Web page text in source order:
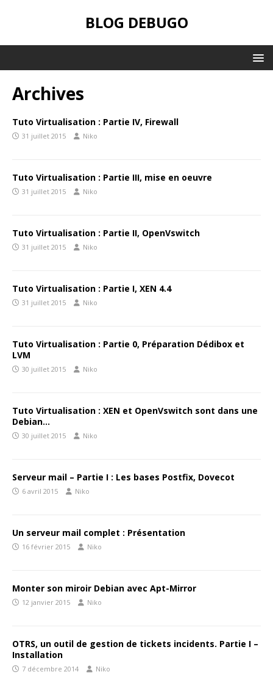
BLOG DEBUGO
Archives
Tuto Virtualisation : Partie IV, Firewall
31 juillet 2015 Niko
Tuto Virtualisation : Partie III, mise en oeuvre
31 juillet 2015 Niko
Tuto Virtualisation : Partie II, OpenVswitch
31 juillet 2015 Niko
Tuto Virtualisation : Partie I, XEN 4.4
31 juillet 2015 Niko
Tuto Virtualisation : Partie 0, Préparation Dédibox et
LVM
30 juillet 2015 Niko
Tuto Virtualisation : XEN et OpenVswitch sont dans une
Debian…
30 juillet 2015 Niko
Serveur mail – Partie I : Les bases Postfix, Dovecot
6 avril 2015 Niko
Un serveur mail complet : Présentation
16 février 2015 Niko
Monter son miroir Debian avec Apt-Mirror
12 janvier 2015 Niko
OTRS, un outil de gestion de tickets incidents. Partie I –
Installation
7 décembre 2014 Niko